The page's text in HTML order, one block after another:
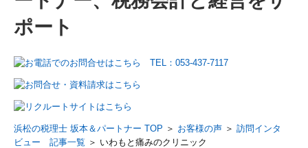
選ばれる理由
理事長挨拶
所長挨拶
職員紹介
浜松の税理士 坂本＆パートナー TOP ＞ お客様の声 ＞ 訪問インタ
ビュー 記事一覧 ＞ いわもと痛みのクリニック